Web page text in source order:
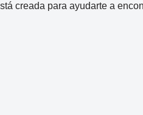
creada para ayudarte a